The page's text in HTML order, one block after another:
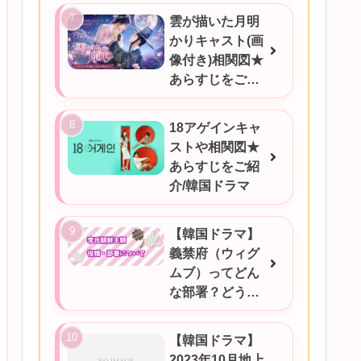
雲が描いた月明
かりキャスト(画
像付き)相関図★
あらすじをご紹
介/韓国ドラマ
18アゲインキャ
ストや相関図★
あらすじをご紹
介/韓国ドラマ
【韓国ドラマ】
義禁府（ウィグ
ムブ）ってどん
な部署？どうい
うときに対応す
るの？
【韓国ドラマ】